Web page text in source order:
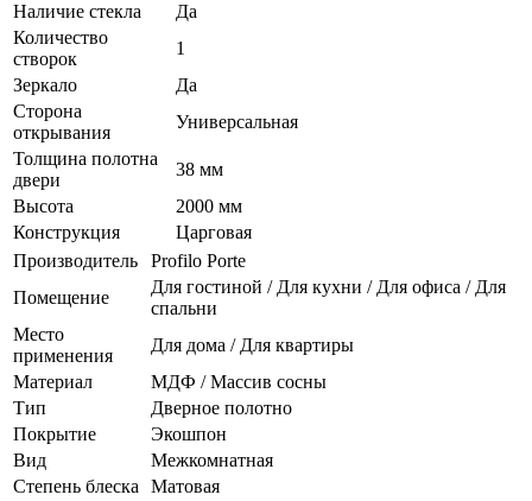
Наличие стекла
Да
Количество
створок
1
Зеркало
Да
Сторона
открывания
Универсальная
Толщина полотна
двери
38 мм
Высота
2000 мм
Конструкция
Царговая
Производитель
Profilo Porte
Помещение
Для гостиной / Для кухни / Для офиса / Для
спальни
Место
применения
Для дома / Для квартиры
Материал
МДФ / Массив сосны
Тип
Дверное полотно
Покрытие
Экошпон
Вид
Межкомнатная
Степень блеска Матовая